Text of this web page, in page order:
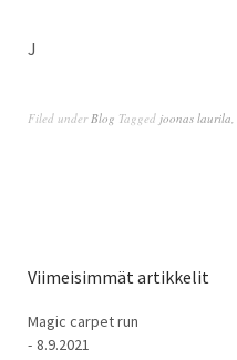
J
Filed under Blog Tagged joonas laurila
Viimeisimmät artikkelit
Magic carpet run
8.9.2021